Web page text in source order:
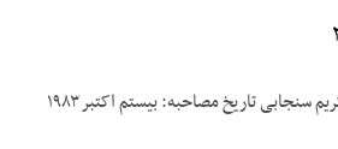
روایت‌‌کننده: آقای دکتر کریم سنجابی تاریخ مصاحبه: بیستم اکتبر ۱۹۸۳